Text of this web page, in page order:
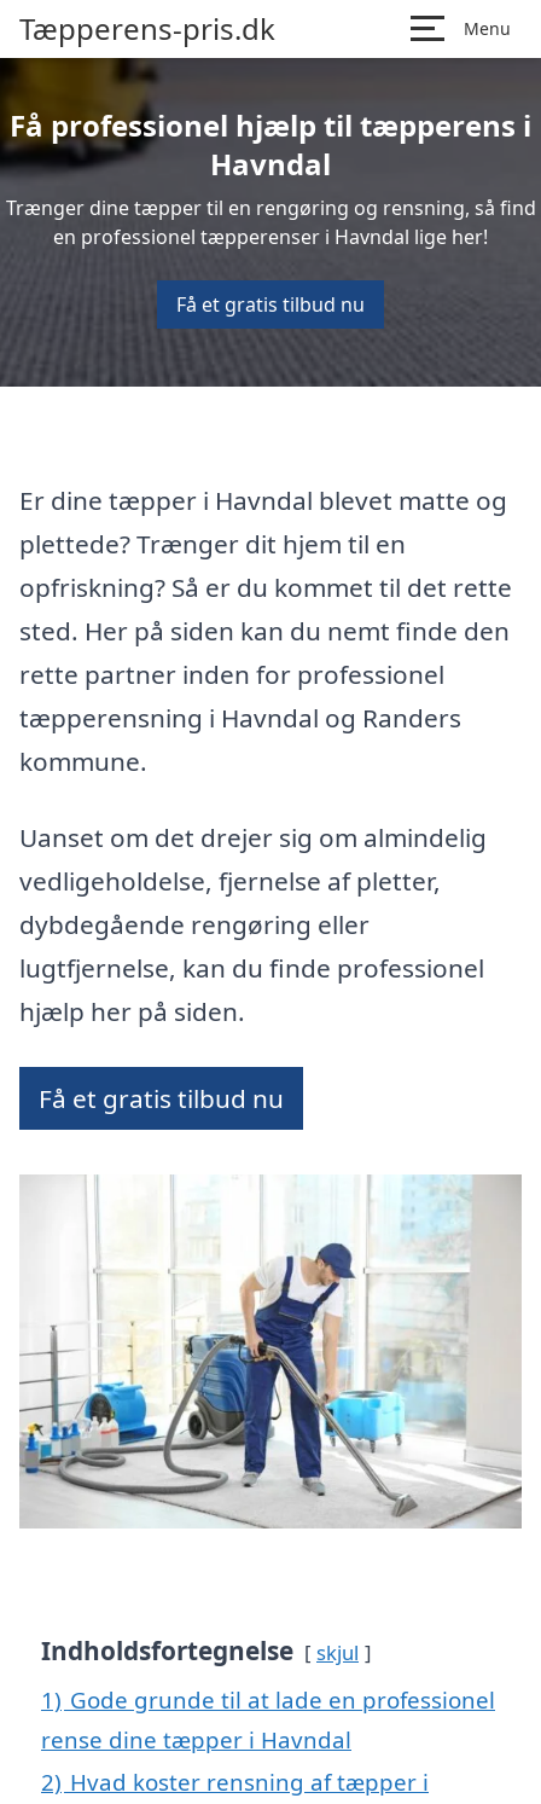
Tæpperens-pris.dk Menu
Få professionel hjælp til tæpperens i
Havndal
Trænger dine tæpper til en rengøring og rensning, så find
en professionel tæpperenser i Havndal lige her!
Få et gratis tilbud nu
Er dine tæpper i Havndal blevet matte og
plettede? Trænger dit hjem til en
opfriskning? Så er du kommet til det rette
sted. Her på siden kan du nemt finde den
rette partner inden for professionel
tæpperensning i Havndal og Randers
kommune.
Uanset om det drejer sig om almindelig
vedligeholdelse, fjernelse af pletter,
dybdegående rengøring eller
lugtfjernelse, kan du finde professionel
hjælp her på siden.
Få et gratis tilbud nu
Indholdsfortegnelse skjul
1) Gode grunde til at lade en professionel
rense dine tæpper i Havndal
2) Hvad koster rensning af tæpper i